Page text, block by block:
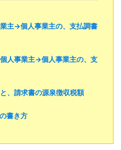
主→個人事業主の、支払調書
人事業主→個人事業主の、支
、請求書の源泉徴収税額
書き方